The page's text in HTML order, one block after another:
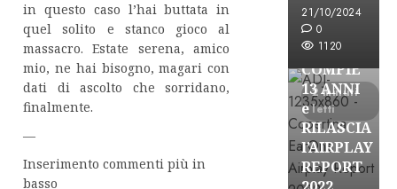
in questo caso l’hai buttata in
quel solito e stanco gioco al
massacro. Estate serena, amico
mio, ne hai bisogno, magari con
dati di ascolto che sorridano,
finalmente.
—
Inserimento commenti più in
basso
21/10/2024
0
1120
2 minuti
letti
Partnership
EARONE
COMPIE
13 ANNI
e
RILASCIA
l’AIRPLAY
REPORT